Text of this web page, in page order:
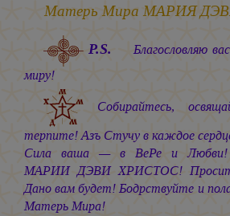
Матерь Мира МАРИЯ
P.S.
Благословляю
миру!
Собирайтесь,
терпите! Азъ Стучу в каждое
Сила ваша — в ВеРе и Любви!
МАРИИ ДЭВИ ХРИСТОС!
Дано вам будет! Бодрствуйте и
Матерь Мира!